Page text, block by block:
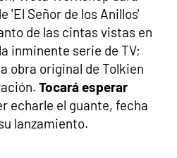
'El Señor de los Anillos'
de las cintas vistas en
inminente serie de TV;
obra original de Tolkien
Tocará esperar
echarle el guante, fecha
lanzamiento.